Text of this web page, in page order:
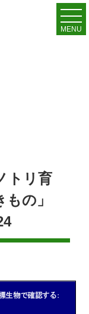
MENU
トリ育
の」